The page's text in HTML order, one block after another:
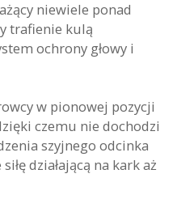
niewiele ponad
trafienie kulą
ochrony głowy i
w pionowej pozycji
czemu nie dochodzi
szyjnego odcinka
działającą na kark aż